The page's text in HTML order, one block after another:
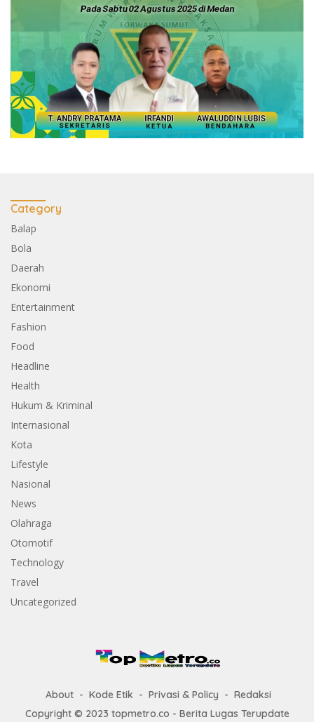
Category
Balap
Bola
Daerah
Ekonomi
Entertainment
Fashion
Food
Headline
Health
Hukum & Kriminal
Internasional
Kota
Lifestyle
Nasional
News
Olahraga
Otomotif
Technology
Travel
Uncategorized
About Kode Etik Privasi & Policy
Redaksi
Copyright © 2023 topmetro.co - Berita Lugas Terupdate